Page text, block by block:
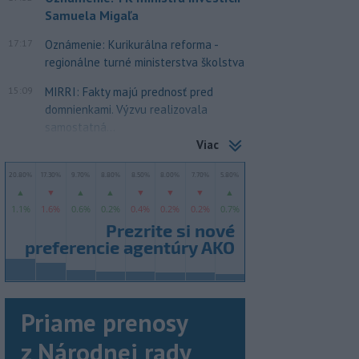
Samuela Migaľa
17:17
Oznámenie: Kurikurálna reforma -
regionálne turné ministerstva školstva
15:09
MIRRI: Fakty majú prednosť pred
domnienkami. Výzvu realizovala
samostatná...
Viac
Priame prenosy
z Národnej rady